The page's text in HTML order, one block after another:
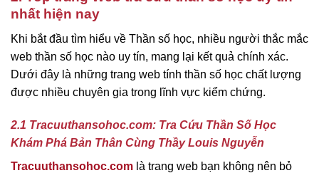
nhất hiện nay
Khi bắt đầu tìm hiểu về Thần số học, nhiều người thắc mắc
web thần số học nào uy tín, mang lại kết quả chính xác.
Dưới đây là những trang web tính thần số học chất lượng
được nhiều chuyên gia trong lĩnh vực kiểm chứng.
2.1 Tracuuthansohoc.com: Tra Cứu Thần Số Học
Khám Phá Bản Thân Cùng Thầy Louis Nguyễn
Tracuuthansohoc.com là trang web bạn không nên bỏ